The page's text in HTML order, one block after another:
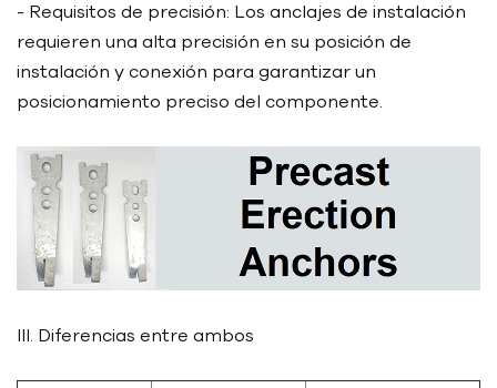
- Requisitos de precisión: Los anclajes de instalación
requieren una alta precisión en su posición de
instalación y conexión para garantizar un
posicionamiento preciso del componente.
III. Diferencias entre ambos